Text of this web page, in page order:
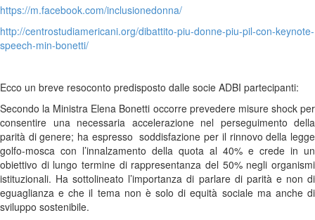
https://m.facebook.com/inclusionedonna/
http://centrostudiamericani.org/dibattito-piu-donne-piu-pil-con-keynote-
speech-min-bonetti/
Ecco un breve resoconto predisposto dalle socie ADBI partecipanti:
Secondo la Ministra Elena Bonetti occorre prevedere misure shock per
consentire una necessaria accelerazione nel perseguimento della
parità di genere; ha espresso soddisfazione per il rinnovo della legge
golfo-mosca con l’innalzamento della quota al 40% e crede in un
obiettivo di lungo termine di rappresentanza del 50% negli organismi
istituzionali. Ha sottolineato l’importanza di parlare di parità e non di
eguaglianza e che il tema non è solo di equità sociale ma anche di
sviluppo sostenibile.